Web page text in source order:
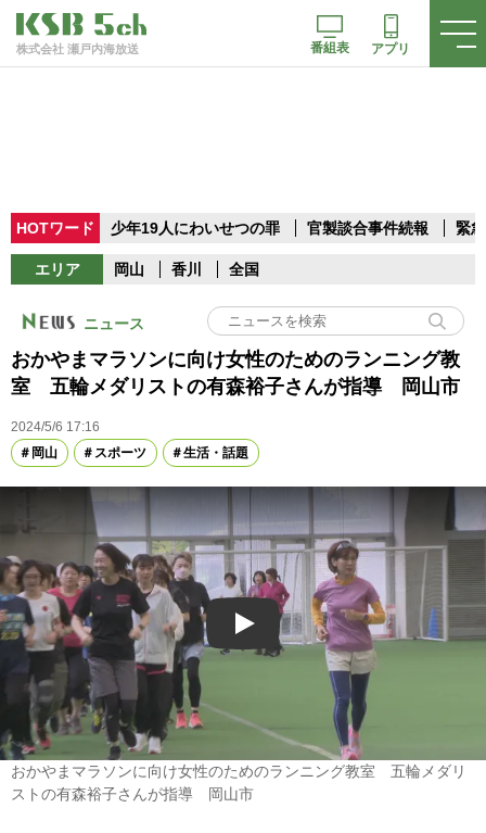
株式会社 瀬戸内海放送 番組表 アプリ
HOTワード 少年19人にわいせつの罪 官製談合事件続報 緊
エリア 岡山 香川 全国
ニュース
おかやまマラソンに向け女性のためのランニング教
室 五輪メダリストの有森裕子さんが指導 岡山市
2024/5/6 17:16
岡山
スポーツ 生活・話題
Play
おかやまマラソンに向け女性のためのランニング教室 五輪メダリ
ストの有森裕子さんが指導 岡山市